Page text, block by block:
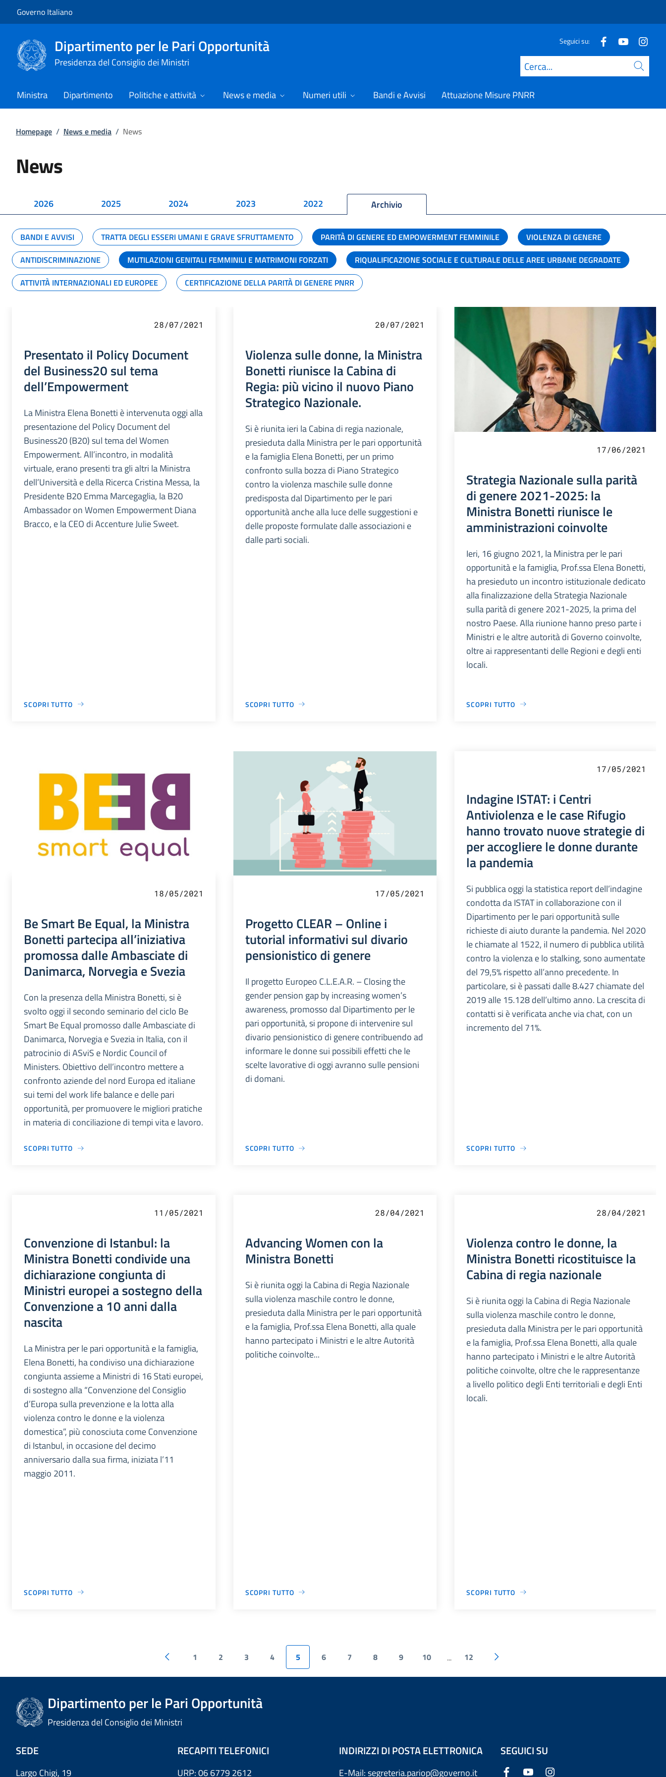
Governo Italiano
Dipartimento per le Pari Opportunità
Presidenza del Consiglio dei Ministri
Seguici su:
Cerca
Ministra Dipartimento Politiche e attività News e media Numeri utili Bandi e Avvisi Attuazione Misure PNRR
Homepage / News e media / News
News
2026 2025 2024 2023 2022 Archivio
BANDI E AVVISI TRATTA DEGLI ESSERI UMANI E GRAVE SFRUTTAMENTO PARITÀ DI GENERE ED EMPOWERMENT FEMMINILE
VIOLENZA DI GENERE
ANTIDISCRIMINAZIONE
MUTILAZIONI GENITALI FEMMINILI E MATRIMONI FORZATI
RIQUALIFICAZIONE SOCIALE E CULTURALE DELLE AREE URBANE DEGRADATE
ATTIVITÀ INTERNAZIONALI ED EUROPEE
CERTIFICAZIONE DELLA PARITÀ DI GENERE PNRR
28/07/2021
Presentato il Policy Document
del Business20 sul tema
dell’Empowerment
La Ministra Elena Bonetti è intervenuta oggi alla
presentazione del Policy Document del
Business20 (B20) sul tema del Women
Empowerment. All’incontro, in modalità
virtuale, erano presenti tra gli altri la Ministra
dell’Università e della Ricerca Cristina Messa, la
Presidente B20 Emma Marcegaglia, la B20
Ambassador on Women Empowerment Diana
Bracco, e la CEO di Accenture Julie Sweet.
SCOPRI TUTTO
20/07/2021
Violenza sulle donne, la Ministra
Bonetti riunisce la Cabina di
Regia: più vicino il nuovo Piano
Strategico Nazionale.
Si è riunita ieri la Cabina di regia nazionale,
presieduta dalla Ministra per le pari opportunità
e la famiglia Elena Bonetti, per un primo
confronto sulla bozza di Piano Strategico
contro la violenza maschile sulle donne
predisposta dal Dipartimento per le pari
opportunità anche alla luce delle suggestioni e
delle proposte formulate dalle associazioni e
dalle parti sociali.
SCOPRI TUTTO
17/06/2021
Strategia Nazionale sulla parità
di genere 2021-2025: la
Ministra Bonetti riunisce le
amministrazioni coinvolte
Ieri, 16 giugno 2021, la Ministra per le pari
opportunità e la famiglia, Prof.ssa Elena Bonetti,
ha presieduto un incontro istituzionale dedicato
alla finalizzazione della Strategia Nazionale
sulla parità di genere 2021-2025, la prima del
nostro Paese. Alla riunione hanno preso parte i
Ministri e le altre autorità di Governo coinvolte,
oltre ai rappresentanti delle Regioni e degli enti
locali.
SCOPRI TUTTO
18/05/2021
Be Smart Be Equal, la Ministra
Bonetti partecipa all’iniziativa
promossa dalle Ambasciate di
Danimarca, Norvegia e Svezia
Con la presenza della Ministra Bonetti, si è
svolto oggi il secondo seminario del ciclo Be
Smart Be Equal promosso dalle Ambasciate di
Danimarca, Norvegia e Svezia in Italia, con il
patrocinio di ASviS e Nordic Council of
Ministers. Obiettivo dell’incontro mettere a
confronto aziende del nord Europa ed italiane
sui temi del work life balance e delle pari
opportunità, per promuovere le migliori pratiche
in materia di conciliazione di tempi vita e lavoro.
SCOPRI TUTTO
17/05/2021
Progetto CLEAR – Online i
tutorial informativi sul divario
pensionistico di genere
Il progetto Europeo C.L.E.A.R. – Closing the
gender pension gap by increasing women’s
awareness, promosso dal Dipartimento per le
pari opportunità, si propone di intervenire sul
divario pensionistico di genere contribuendo ad
informare le donne sui possibili effetti che le
scelte lavorative di oggi avranno sulle pensioni
di domani.
SCOPRI TUTTO
17/05/2021
Indagine ISTAT: i Centri
Antiviolenza e le case Rifugio
hanno trovato nuove strategie di
per accogliere le donne durante
la pandemia
Si pubblica oggi la statistica report dell’indagine
condotta da ISTAT in collaborazione con il
Dipartimento per le pari opportunità sulle
richieste di aiuto durante la pandemia. Nel 2020
le chiamate al 1522, il numero di pubblica utilità
contro la violenza e lo stalking, sono aumentate
del 79,5% rispetto all’anno precedente. In
particolare, si è passati dalle 8.427 chiamate del
2019 alle 15.128 dell’ultimo anno. La crescita di
contatti si è verificata anche via chat, con un
incremento del 71%.
SCOPRI TUTTO
11/05/2021
Convenzione di Istanbul: la
Ministra Bonetti condivide una
dichiarazione congiunta di
Ministri europei a sostegno della
Convenzione a 10 anni dalla
nascita
La Ministra per le pari opportunità e la famiglia,
Elena Bonetti, ha condiviso una dichiarazione
congiunta assieme a Ministri di 16 Stati europei,
di sostegno alla “Convenzione del Consiglio
d’Europa sulla prevenzione e la lotta alla
violenza contro le donne e la violenza
domestica”, più conosciuta come Convenzione
di Istanbul, in occasione del decimo
anniversario dalla sua firma, iniziata l’11
maggio 2011.
SCOPRI TUTTO
28/04/2021
Advancing Women con la
Ministra Bonetti
Si è riunita oggi la Cabina di Regia Nazionale
sulla violenza maschile contro le donne,
presieduta dalla Ministra per le pari opportunità
e la famiglia, Prof.ssa Elena Bonetti, alla quale
hanno partecipato i Ministri e le altre Autorità
politiche coinvolte...
SCOPRI TUTTO
28/04/2021
Violenza contro le donne, la
Ministra Bonetti ricostituisce la
Cabina di regia nazionale
Si è riunita oggi la Cabina di Regia Nazionale
sulla violenza maschile contro le donne,
presieduta dalla Ministra per le pari opportunità
e la famiglia, Prof.ssa Elena Bonetti, alla quale
hanno partecipato i Ministri e le altre Autorità
politiche coinvolte, oltre che le rappresentanze
a livello politico degli Enti territoriali e degli Enti
locali.
SCOPRI TUTTO
1 2 3 4 5 6 7 8 9 10 ... 12
Dipartimento per le Pari Opportunità
Presidenza del Consiglio dei Ministri
SEDE
Largo Chigi, 19
RECAPITI TELEFONICI
URP: 06 6779 2612
INDIRIZZI DI POSTA ELETTRONICA
E-Mail: segreteria.pariop@governo.it
SEGUICI SU